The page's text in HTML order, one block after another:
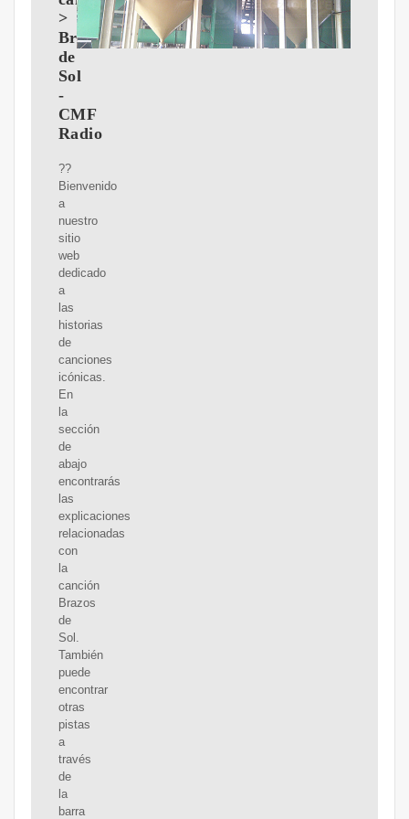
>
Brazos
de
Sol
-
CMF
Radio
??
Bienvenido
a
nuestro
sitio
web
dedicado
a
las
historias
de
canciones
icónicas.
En
la
sección
de
abajo
encontrarás
las
explicaciones
relacionadas
con
la
canción
Brazos
de
Sol.
También
puede
encontrar
otras
pistas
a
través
de
la
barra